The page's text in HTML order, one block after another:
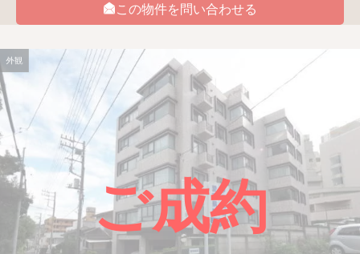
この物件を問い合わせる
ご成約
外観